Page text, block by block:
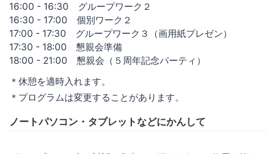
16:00 - 16:30 グループワーク２
16:30 - 17:00 個別ワーク２
17:00 - 17:30 グループワーク３（画用紙プレゼン）
17:30 - 18:00 懇親会準備
18:00 - 21:00 懇親会（５周年記念パーティ）
＊休憩を適時入れます。
＊プログラムは変更することがあります。
ノートパソコン・タブレットなどにかんして